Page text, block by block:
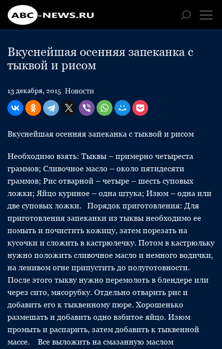
Вкуснейшая осенняя запеканка с
тыквой и рисом
13 декабря, 2015 Новости
Вкуснейшая осенняя запеканка с тыквой и рисом
Необходимо взять: Тыквы – примерно четыреста
граммов; Сливочное масло – около пятидесяти
граммов; Рис отварной – четыре – шесть суповых
ложки; Яйцо куриное – одна штука; Изюм – одна или
две суповых ложки. Порядок приготовления: Для
приготовления запеканки из тыквы необходимо ее
помыть и почистить кожицу, затем порезать на
кусочки и сложить в кастрюлечку. Потом в кастрюльку
нужно положить сливочное масло и немного водички,
на ленивом огне припустить до полуготовности.
После этого тыкву нужно перемолоть в блендере или
через сито, мясорубку. Отдельно отварить рис и
добавить его к тыквенному пюре. Хорошенько
размешать и добавить одно взбитое яйцо. Изюм
промыть и распарить, затем добавить к тыквенной
массе. Все выложить на смазанную маслом